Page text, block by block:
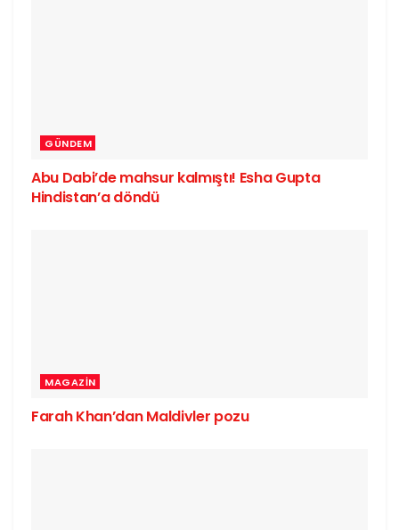
GÜNDEM
Abu Dabi’de mahsur kalmıştı! Esha Gupta
Hindistan’a döndü
MAGAZIN
Farah Khan’dan Maldivler pozu